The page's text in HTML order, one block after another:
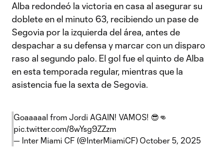
Alba redondeó la victoria en casa al asegurar su
doblete en el minuto 63, recibiendo un pase de
Segovia por la izquierda del área, antes de
despachar a su defensa y marcar con un disparo
raso al segundo palo. El gol fue el quinto de Alba
en esta temporada regular, mientras que la
asistencia fue la sexta de Segovia.
Goaaaaal from Jordi AGAIN! VAMOS! 😎👊
pic.twitter.com/8wYsg9ZZzm
— Inter Miami CF (@InterMiamiCF) October 5, 2025